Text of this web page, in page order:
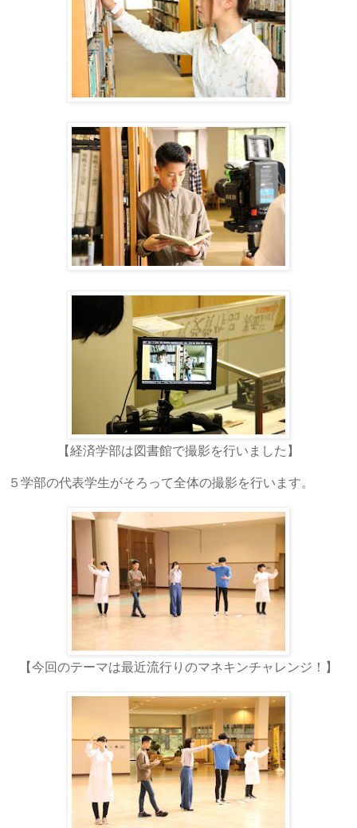
【経済学部は図書館で撮影を行いました】
５学部の代表学生がそろって全体の撮影を行います。
【今回のテーマは最近流行りのマネキンチャレンジ！】